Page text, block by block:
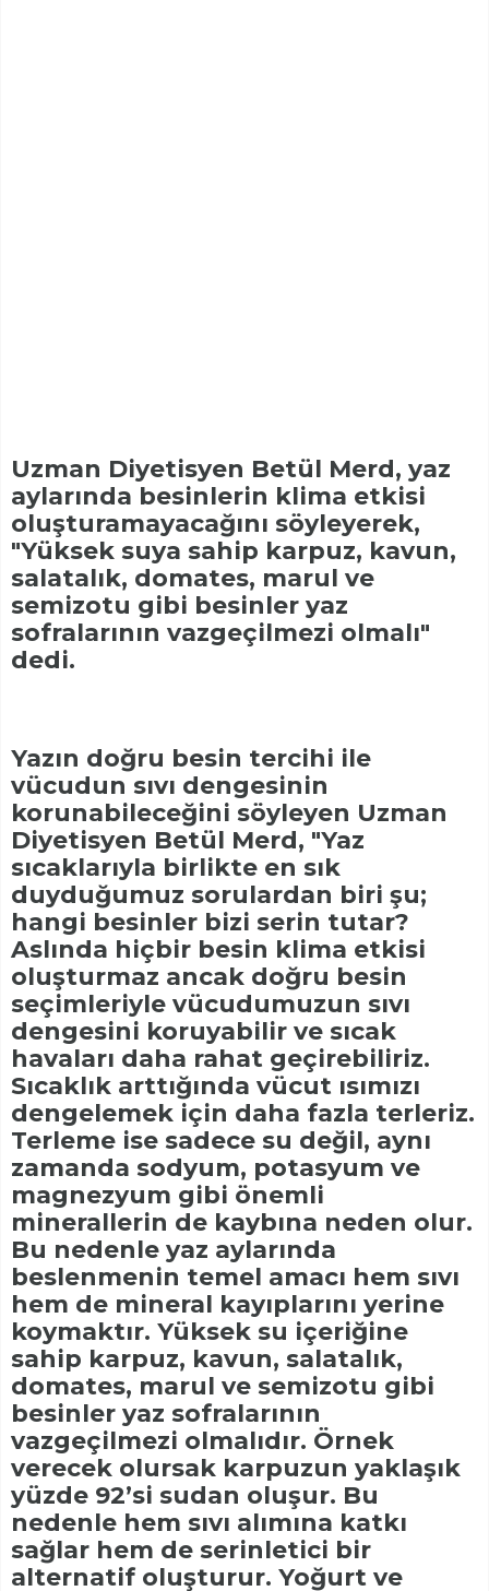
Uzman Diyetisyen Betül Merd, yaz
aylarında besinlerin klima etkisi
oluşturamayacağını söyleyerek,
"Yüksek suya sahip karpuz, kavun,
salatalık, domates, marul ve
semizotu gibi besinler yaz
sofralarının vazgeçilmezi olmalı"
dedi.
Yazın doğru besin tercihi ile
vücudun sıvı dengesinin
korunabileceğini söyleyen Uzman
Diyetisyen Betül Merd, "Yaz
sıcaklarıyla birlikte en sık
duyduğumuz sorulardan biri şu;
hangi besinler bizi serin tutar?
Aslında hiçbir besin klima etkisi
oluşturmaz ancak doğru besin
seçimleriyle vücudumuzun sıvı
dengesini koruyabilir ve sıcak
havaları daha rahat geçirebiliriz.
Sıcaklık arttığında vücut ısımızı
dengelemek için daha fazla terleriz.
Terleme ise sadece su değil, aynı
zamanda sodyum, potasyum ve
magnezyum gibi önemli
minerallerin de kaybına neden olur.
Bu nedenle yaz aylarında
beslenmenin temel amacı hem sıvı
hem de mineral kayıplarını yerine
koymaktır. Yüksek su içeriğine
sahip karpuz, kavun, salatalık,
domates, marul ve semizotu gibi
besinler yaz sofralarının
vazgeçilmezi olmalıdır. Örnek
verecek olursak karpuzun yaklaşık
yüzde 92’si sudan oluşur. Bu
nedenle hem sıvı alımına katkı
sağlar hem de serinletici bir
alternatif oluşturur. Yoğurt ve